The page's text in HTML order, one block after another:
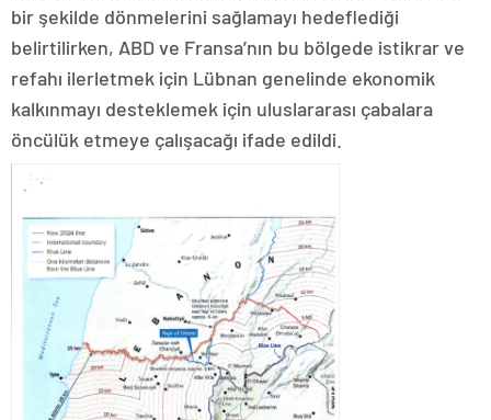
bir şekilde dönmelerini sağlamayı hedeflediği
belirtilirken, ABD ve Fransa’nın bu bölgede istikrar ve
refahı ilerletmek için Lübnan genelinde ekonomik
kalkınmayı desteklemek için uluslararası çabalara
öncülük etmeye çalışacağı ifade edildi.